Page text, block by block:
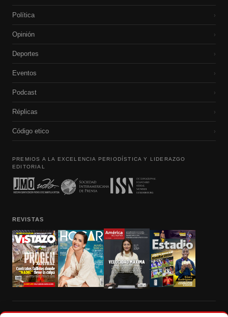
Política ›
Opinión ›
Deportes ›
Eventos ›
Podcast ›
Réplicas ›
Código etico ›
PREMIOS A LA EXCELENCIA PERIODÍSTICA Y LIDERAZGO
EDITORIAL
REVISTAS